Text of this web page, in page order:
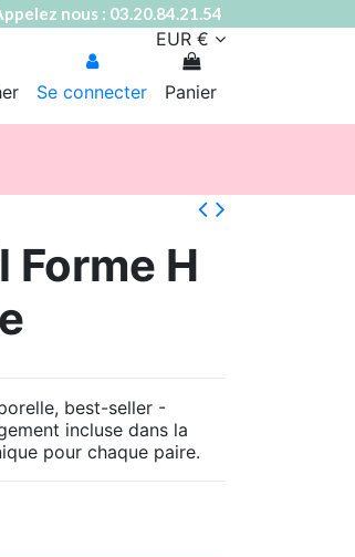
nous : 03.20.84.21.54
EUR €
Se connecter Panier
H
best-seller -
incluse dans la
pour chaque paire.